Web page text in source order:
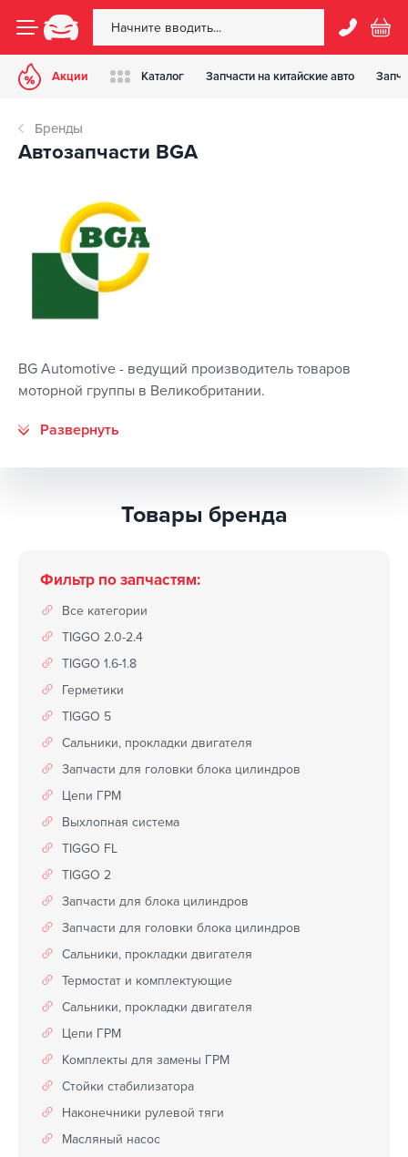
Акции Каталог Запчасти на китайские авто
Бренды
Автозапчасти BGA
BG Automotive - ведущий производитель товаров
моторной группы в Великобритании.
Товары бренда
Фильтр по запчастям:
Все категории
TIGGO 2.0-2.4
TIGGO 1.6-1.8
Герметики
TIGGO 5
Сальники, прокладки двигателя
Запчасти для головки блока цилиндров
Цепи ГРМ
Выхлопная система
TIGGO FL
TIGGO 2
Запчасти для блока цилиндров
Запчасти для головки блока цилиндров
Сальники, прокладки двигателя
Термостат и комплектующие
Сальники, прокладки двигателя
Цепи ГРМ
Комплекты для замены ГРМ
Стойки стабилизатора
Наконечники рулевой тяги
Масляный насос